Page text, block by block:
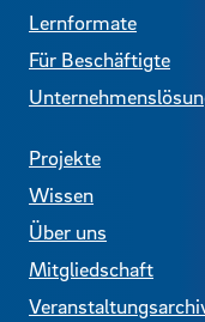
Lernformate
Für Beschäftigte
Projekte
Wissen
Über uns
Mitgliedschaft